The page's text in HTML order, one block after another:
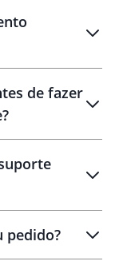
48 horas
de fazer
pedido?